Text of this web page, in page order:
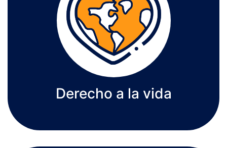
Derecho a la vida